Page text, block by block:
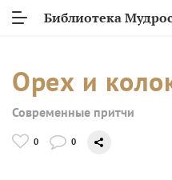
Библиотека
Орех и
Современные притчи
0 0